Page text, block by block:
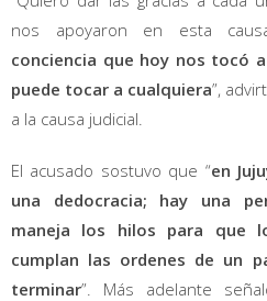
nos apoyaron en esta
conciencia que hoy nos tocó
puede tocar a cualquiera”,
a la causa judicial.
El acusado sostuvo que “en
una dedocracia; hay una
maneja los hilos para que
cumplan las ordenes de un
terminar”. Más adelante